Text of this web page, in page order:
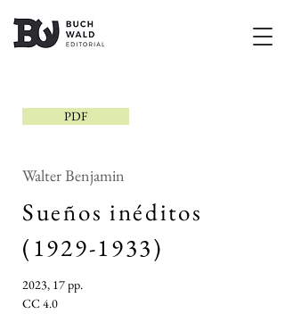
PDF
Walter Benjamin
Sueños inéditos
(1929-1933)
2023, 17 pp.
CC 4.0